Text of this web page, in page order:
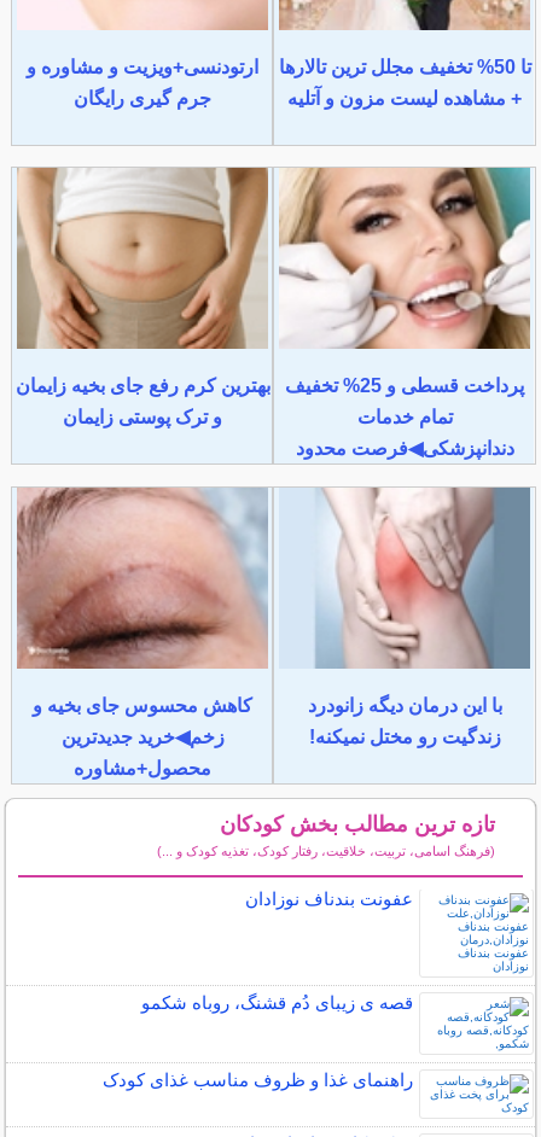
تا 50% تخفیف مجلل ترین تالارها
+ مشاهده لیست مزون و آتلیه
ارتودنسی+ویزیت و مشاوره و
جرم گیری رایگان
پرداخت قسطی و 25% تخفیف
تمام خدمات
دندانپزشکی◀فرصت محدود
بهترین کرم رفع جای بخیه زایمان
و ترک پوستی زایمان
با این درمان دیگه زانودرد
زندگیت رو مختل نمیکنه!
کاهش محسوس جای بخیه و
زخم◀خرید جدیدترین
محصول+مشاوره
تازه ترین مطالب بخش کودکان
(فرهنگ اسامی، تربیت، خلاقیت، رفتار کودک، تغذیه کودک و ...)
عفونت بندناف نوزادان
قصه ی زیبای دُم قشنگ، روباه شکمو
راهنمای غذا و ظروف مناسب غذای کودک